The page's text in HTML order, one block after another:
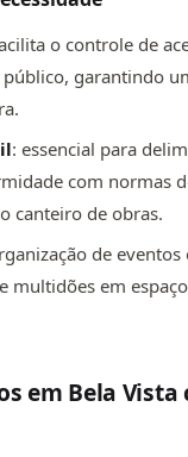
o controle de
garantindo
: essencial para
com normas
canteiro de obras.
de eventos
multidões em
em Bela Vista